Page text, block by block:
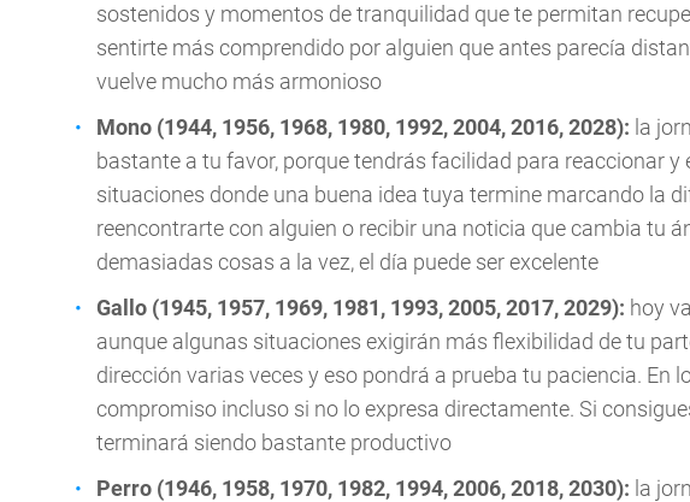
sostenidos y momentos de tranquilidad que te permitan
sentirte más comprendido por alguien que antes parecía
vuelve mucho más armonioso
Mono (1944, 1956, 1968, 1980, 1992, 2004, 2016, 2028): la
bastante a tu favor, porque tendrás facilidad para reaccionar
situaciones donde una buena idea tuya termine marcando la
reencontrarte con alguien o recibir una noticia que cambia tu
demasiadas cosas a la vez, el día puede ser excelente
Gallo (1945, 1957, 1969, 1981, 1993, 2005, 2017, 2029): hoy
aunque algunas situaciones exigirán más flexibilidad de tu
dirección varias veces y eso pondrá a prueba tu paciencia. En
compromiso incluso si no lo expresa directamente. Si
terminará siendo bastante productivo
Perro (1946, 1958, 1970, 1982, 1994, 2006, 2018, 2030): la